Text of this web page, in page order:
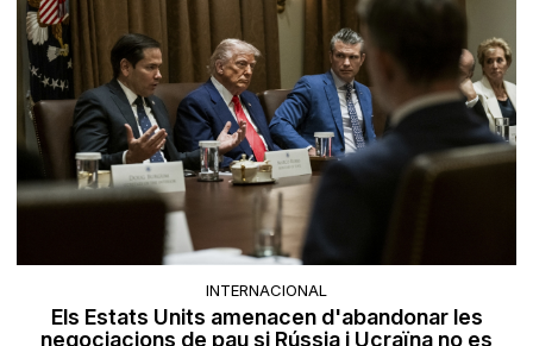
INTERNACIONAL
Els Estats Units amenacen d'abandonar les
negociacions de pau si Rússia i Ucraïna no es